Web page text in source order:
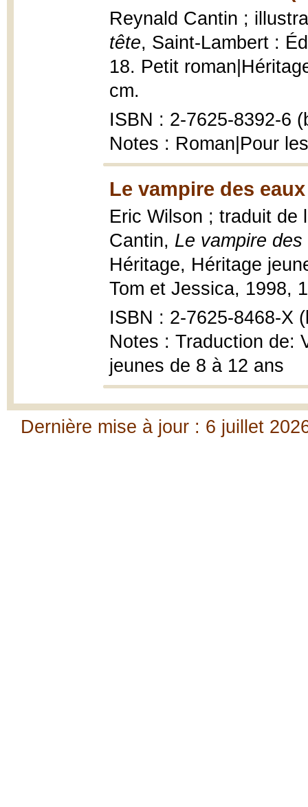
Reynald Cantin ;
tête, Saint-Lambert :
18. Petit
cm.
ISBN : 2-7625-8392-6
Notes : Roman|Pour
Le vampire des
Eric Wilson ; traduit de
Cantin, Le vampire
Héritage, Héritage
Tom et Jessica, 1998,
ISBN : 2-7625-8468-X
Notes : Traduction de:
jeunes de 8 à 12 ans
Dernière mise à jour : 6 juillet